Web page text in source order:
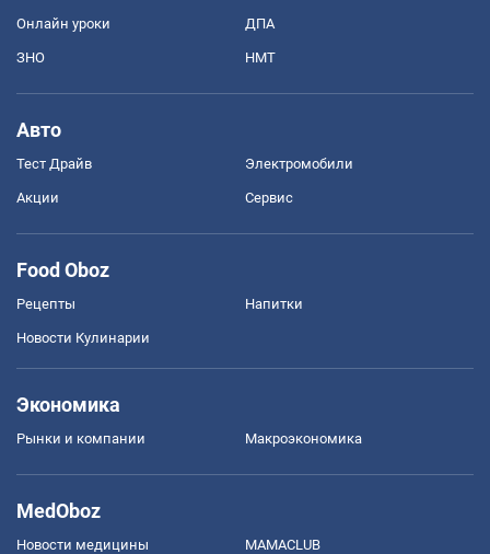
Онлайн уроки ДПА
ЗНО НМТ
Авто
Тест Драйв Электромобили
Акции Сервис
Food Oboz
Рецепты Напитки
Новости Кулинарии
Экономика
Рынки и компании Mакроэкономика
MedOboz
Новости медицины MAMACLUB